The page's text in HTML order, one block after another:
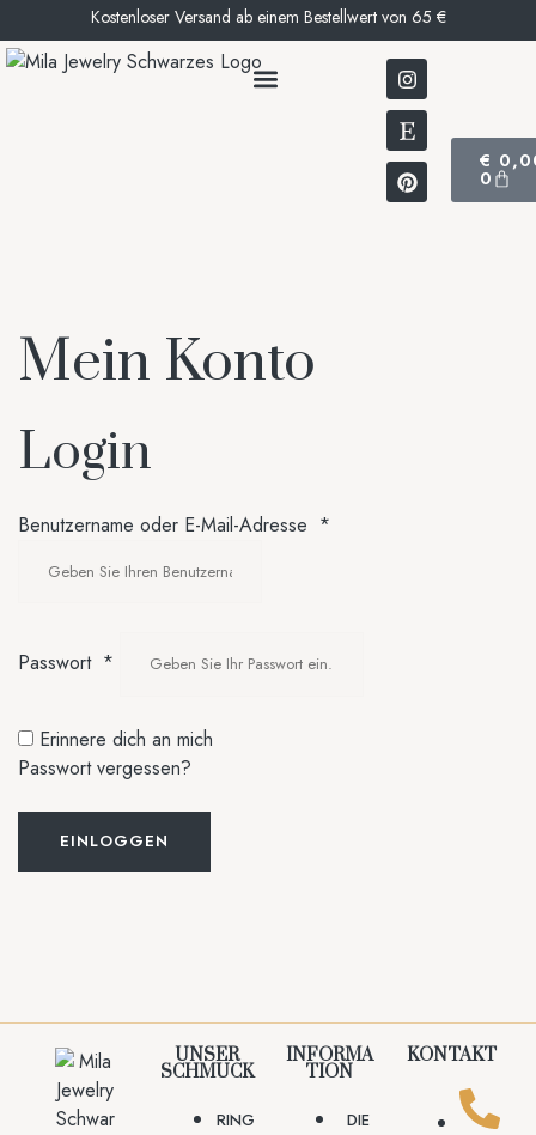
Kostenloser Versand ab einem Bestellwert von 65 €
€
0
Mein Konto
Login
Benutzername oder E-Mail-Adresse *
Passwort *
Erinnere dich an mich
Passwort vergessen?
EINLOGGEN
UNSER
SCHMUCK
RING
INFORMA
TION
DIE
KONTAKT